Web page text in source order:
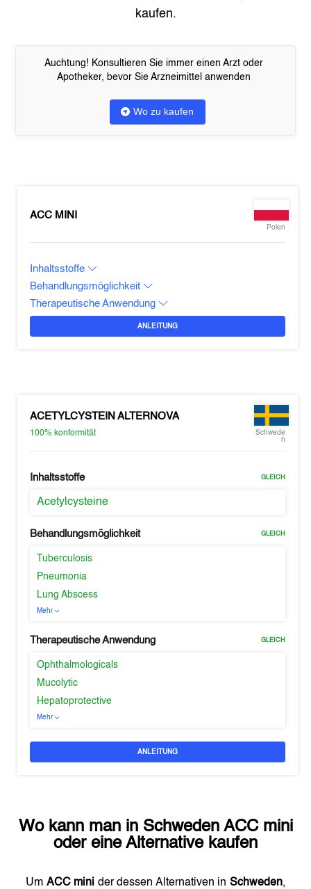
kaufen.
Auchtung! Konsultieren Sie immer einen Arzt oder
Apotheker, bevor Sie Arzneimittel anwenden
Wo zu kaufen
ACC MINI
Polen
Inhaltsstoffe
Behandlungsmöglichkeit
Therapeutische Anwendung
ANLEITUNG
ACETYLCYSTEIN ALTERNOVA
100% konformität
Schwede
n
Inhaltsstoffe GLEICH
Acetylcysteine
Behandlungsmöglichkeit GLEICH
Tuberculosis
Pneumonia
Lung Abscess
Mehr
Therapeutische Anwendung GLEICH
Ophthalmologicals
Mucolytic
Hepatoprotective
Mehr
ANLEITUNG
Wo kann man in Schweden ACC mini
oder eine Alternative kaufen
Um ACC mini der dessen Alternativen in Schweden,